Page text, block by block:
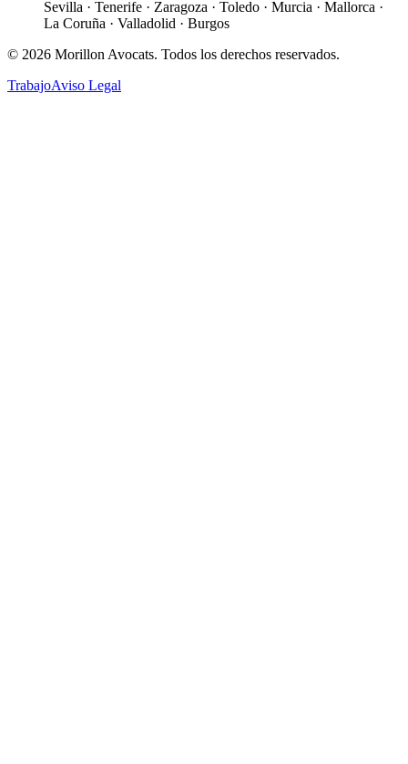
Sevilla · Tenerife · Zaragoza · Toledo · Murcia · Mallorca ·
La Coruña · Valladolid · Burgos
© 2026 Morillon Avocats. Todos los derechos reservados.
TrabajoAviso Legal